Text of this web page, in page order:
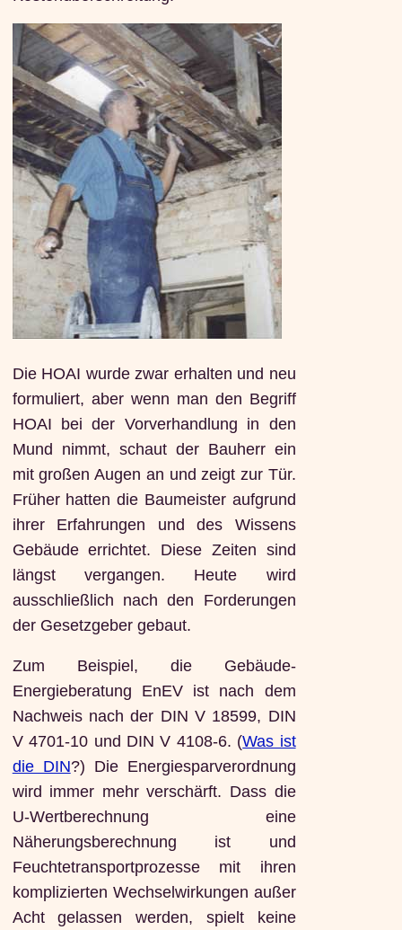
Die HOAI wurde zwar erhalten und neu
formuliert, aber wenn man den Begriff
HOAI bei der Vorverhandlung in den
Mund nimmt, schaut der Bauherr ein
mit großen Augen an und zeigt zur Tür.
Früher hatten die Baumeister aufgrund
ihrer Erfahrungen und des Wissens
Gebäude errichtet. Diese Zeiten sind
längst vergangen. Heute wird
ausschließlich nach den Forderungen
der Gesetzgeber gebaut.
Zum Beispiel, die Gebäude-
Energieberatung EnEV ist nach dem
Nachweis nach der DIN V 18599, DIN
V 4701-10 und DIN V 4108-6. (Was ist
die DIN?) Die Energiesparverordnung
wird immer mehr verschärft. Dass die
U-Wertberechnung eine
Näherungsberechnung ist und
Feuchtetransportprozesse mit ihren
komplizierten Wechselwirkungen außer
Acht gelassen werden, spielt keine